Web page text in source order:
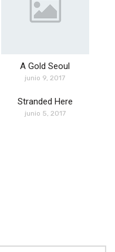
A Gold Seoul
junio 9, 2017
Stranded Here
junio 5, 2017